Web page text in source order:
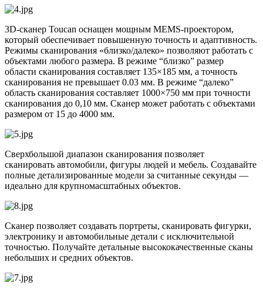
3D-сканер Toucan оснащен мощным MEMS-проектором,
который обеспечивает повышенную точность и адаптивность.
Режимы сканирования «близко/далеко» позволяют работать с
объектами любого размера. В режиме “близко” размер
области сканирования составляет 135×185 мм, а точность
сканирования не превышает 0.03 мм. В режиме “далеко”
область сканирования составляет 1000×750 мм при точности
сканирования до 0,10 мм. Сканер может работать с объектами
размером от 15 до 4000 мм.
Сверхбольшой диапазон сканирования позволяет
сканировать автомобили, фигуры людей и мебель. Создавайте
полные детализированные модели за считанные секунды —
идеально для крупномасштабных объектов.
Сканер позволяет создавать портреты, сканировать фигурки,
электронику и автомобильные детали с исключительной
точностью. Получайте детальные высококачественные сканы
небольших и средних объектов.